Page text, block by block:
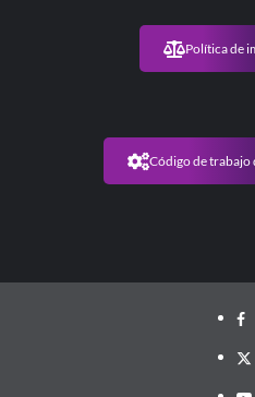
Política de
Código de